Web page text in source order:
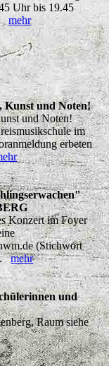
Uhr bis 19.45
mehr
Kunst und Noten!
und Noten!
im
erbeten
Konzert im Foyer
(Stichwort
mehr
und
Raum siehe